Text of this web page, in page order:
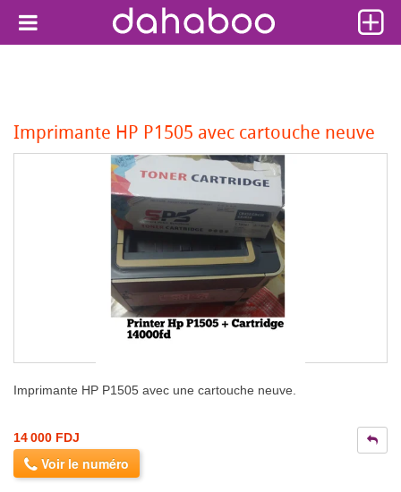
Imprimante HP P1505 avec cartouche neuve
Imprimante HP P1505 avec une cartouche neuve.
14 000 FDJ
Voir le numéro